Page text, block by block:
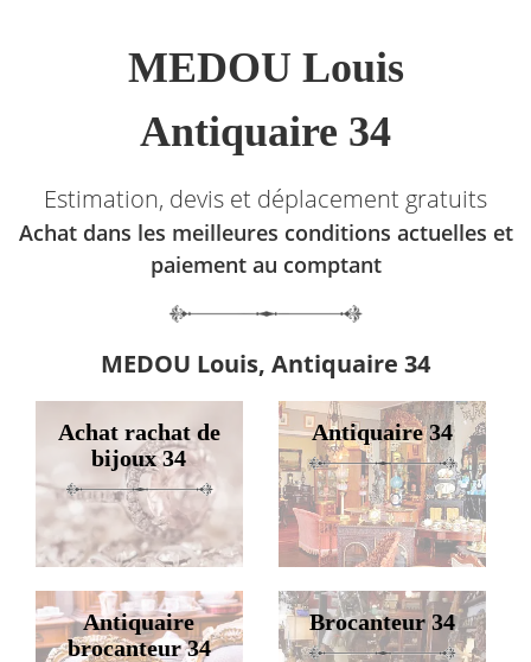
MEDOU Louis
Antiquaire 34
Estimation, devis et déplacement gratuits
Achat dans les meilleures conditions actuelles et
paiement au comptant
MEDOU Louis, Antiquaire 34
Achat rachat de
bijoux 34
Antiquaire 34
Antiquaire
brocanteur 34
Brocanteur 34